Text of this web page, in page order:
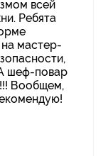
всей
Ребята
мастер-
шеф-повар
Вообщем,